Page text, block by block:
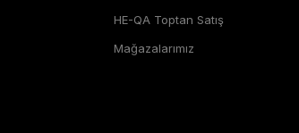
HE-QA Toptan Satış
Mağazalarımız